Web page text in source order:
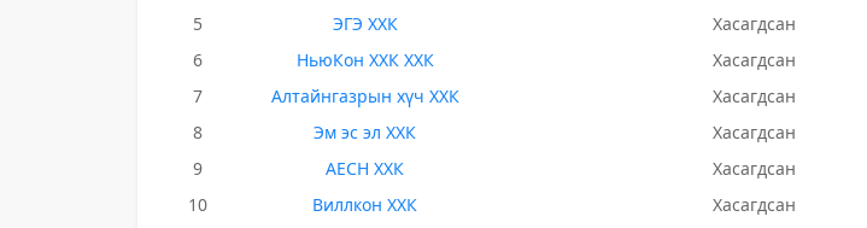
5
ЭГЭ ХХК
Хасагдсан
6
НьюКон ХХК ХХК
Хасагдсан
7
Алтайнгазрын хүч ХХК
Хасагдсан
8
Эм эс эл ХХК
Хасагдсан
9
АЕСН ХХК
Хасагдсан
10
Виллкон ХХК
Хасагдсан